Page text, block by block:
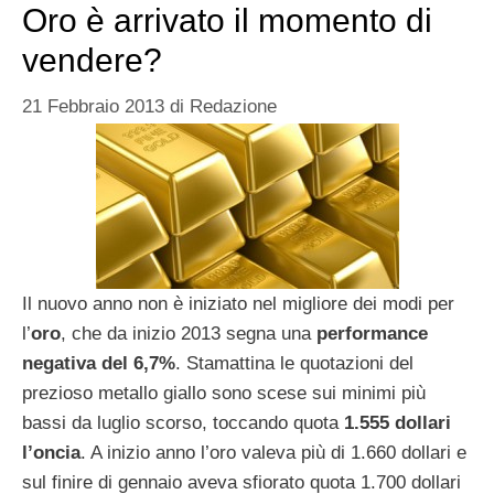
Oro è arrivato il momento di
vendere?
21 Febbraio 2013 di Redazione
Il nuovo anno non è iniziato nel migliore dei modi per
l’oro, che da inizio 2013 segna una performance
negativa del 6,7%. Stamattina le quotazioni del
prezioso metallo giallo sono scese sui minimi più
bassi da luglio scorso, toccando quota 1.555 dollari
l’oncia. A inizio anno l’oro valeva più di 1.660 dollari e
sul finire di gennaio aveva sfiorato quota 1.700 dollari